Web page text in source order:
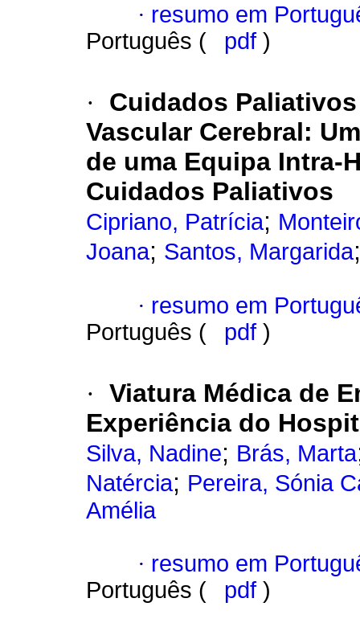
· resumo em
Português (
pdf )
·
Cuidados
Vascular Cerebral:
de uma Equipa Intra-
Cuidados Paliativos
Cipriano, Patrícia;
Joana; Santos, Margarida
· resumo em
Português (
pdf )
· Viatura Médica de
Experiência do
Silva, Nadine; Brás, Marta
Natércia; Pereira, Sónia
Amélia
· resumo em
Português (
pdf )